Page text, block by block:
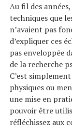
Au fil des
techniques que
n’avaient pas
d’expliquer ces
pas enveloppée
de la recherche
C’est
physiques ou
une mise en
pouvoir être
réfléchissez aux